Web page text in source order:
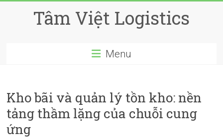
Tâm Việt Logistics
Menu
Kho bãi và quản lý tồn kho: nền
tảng thầm lặng của chuỗi cung
ứng